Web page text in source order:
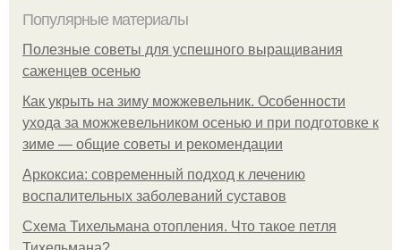
Популярные материалы
Полезные советы для успешного выращивания
саженцев осенью
Как укрыть на зиму можжевельник. Особенности
ухода за можжевельником осенью и при подготовке к
зиме — общие советы и рекомендации
Аркоксиа: современный подход к лечению
воспалительных заболеваний суставов
Схема Тихельмана отопления. Что такое петля